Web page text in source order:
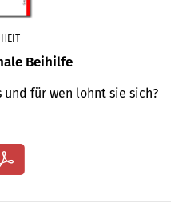
Beihilfe
und für wen lohnt sie sich?